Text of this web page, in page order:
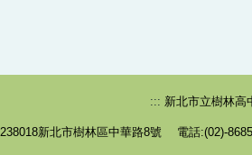
::: 新北市立樹林
238018新北市樹林區中華路8號 電話:(02)-